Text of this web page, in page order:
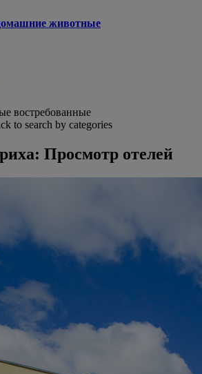
животные
востребованные
to search by categories
Просмотр отелей